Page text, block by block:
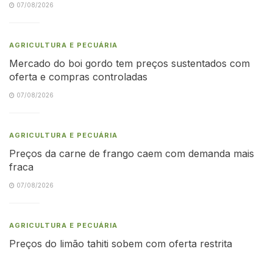
07/08/2026
AGRICULTURA E PECUÁRIA
Mercado do boi gordo tem preços sustentados com
oferta e compras controladas
07/08/2026
AGRICULTURA E PECUÁRIA
Preços da carne de frango caem com demanda mais
fraca
07/08/2026
AGRICULTURA E PECUÁRIA
Preços do limão tahiti sobem com oferta restrita